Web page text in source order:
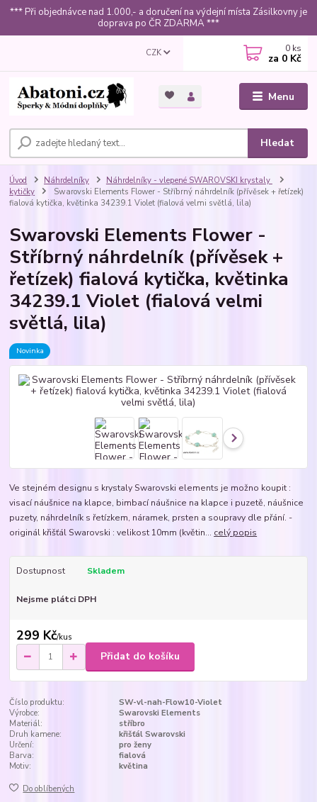
*** Při objednávce nad 1.000,- a doručení na výdejní místa Zásilkovny je
doprava po ČR ZDARMA ***
Menu
CZK
Hledat
0 ks
za 0 Kč
Úvod Náhrdelníky
Náhrdelníky - vlepené SWAROVSKI krystaly
kytičky
Swarovski Elements Flower - Stříbrný náhrdelník (přívěsek + řetízek)
fialová kytička, květinka 34239.1 Violet (fialová velmi světlá, lila)
Swarovski Elements Flower -
Stříbrný náhrdelník (přívěsek +
řetízek) fialová kytička, květinka
34239.1 Violet (fialová velmi
světlá, lila)
Novinka
Ve stejném designu s krystaly Swarovski elements je možno koupit :
visací náušnice na klapce, bimbací náušnice na klapce i puzetě, náušnice
puzety, náhrdelník s řetízkem, náramek, prsten a soupravy dle přání. -
originál křišťál Swarovski : velikost 10mm (květin... celý popis
Dostupnost Skladem
Nejsme plátci DPH
299 Kč/kus
Přidat do košíku
Číslo produktu:
SW-vl-nah-Flow10-Violet
Výrobce:
Swarovski Elements
Materiál:
stříbro
Druh kamene:
křišťál Swarovski
Určení:
pro ženy
Barva:
fialová
Motiv:
květina
Do oblíbených